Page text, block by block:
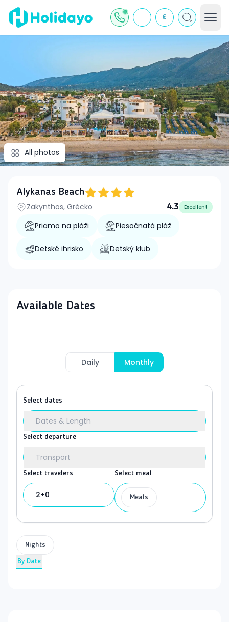
€
All photos
Alykanas Beach
Zakynthos, Grécko
4.3 Excellent
Priamo na pláži Piesočnatá pláž
Detské ihrisko Detský klub
Available Dates
Daily Monthly
Select dates
Dates & Length
Select departure
Transport
Select travelers
2+0
Select meal
Meals
Nights
By Date